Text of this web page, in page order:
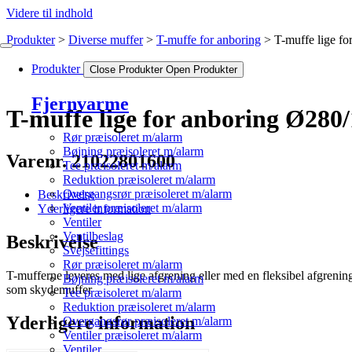
Videre til indhold
Produkter Close Produkter Open Produkter
Fjernvarme
Rør præisoleret m/alarm
Bøjning præisoleret m/alarm
Tee præisoleret m/alarm
Reduktion præisoleret m/alarm
Overgangsrør præisoleret m/alarm
Ventiler præisoleret m/alarm
Ventiler
Ventilbeslag
Svejsefittings
Rør præisoleret m/alarm
Bøjning præisoleret m/alarm
Tee præisoleret m/alarm
Reduktion præisoleret m/alarm
Overgangsrør præisoleret m/alarm
Ventiler præisoleret m/alarm
Ventiler
Produkter Diverse muffer T-muffe for anboring T-muffe lige
T-muffe lige for anboring
Varenr. 21022801600
Beskrivelse
Yderligere information
Beskrivelse
T-mufferne leveres med lige afgrening eller med en fleksibel
som skydemuffer
Yderligere information